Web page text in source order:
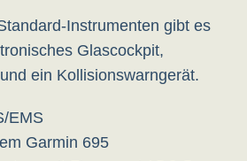
Instrumenten gibt es
Glascockpit,
ein Kollisionswarngerät.
EMS
Garmin 695